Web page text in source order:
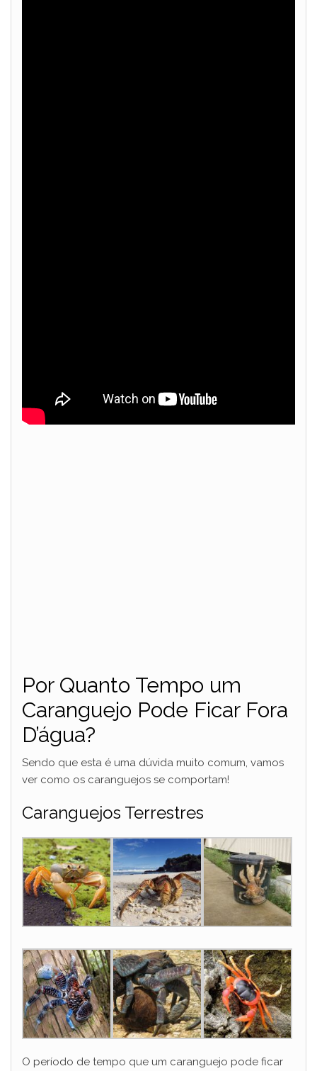
Por Quanto Tempo um
Caranguejo Pode Ficar Fora
D’água?
Sendo que esta é uma dúvida muito comum, vamos
ver como os caranguejos se comportam!
Caranguejos Terrestres
O período de tempo que um caranguejo pode ficar